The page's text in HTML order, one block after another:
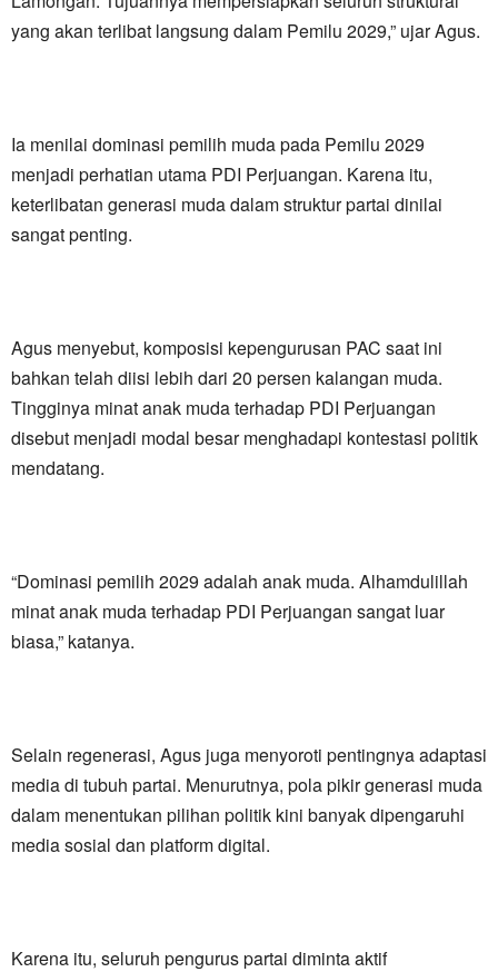
yang akan terlibat langsung dalam Pemilu 2029,” ujar Agus.
Ia menilai dominasi pemilih muda pada Pemilu 2029
menjadi perhatian utama PDI Perjuangan. Karena itu,
keterlibatan generasi muda dalam struktur partai dinilai
sangat penting.
Agus menyebut, komposisi kepengurusan PAC saat ini
bahkan telah diisi lebih dari 20 persen kalangan muda.
Tingginya minat anak muda terhadap PDI Perjuangan
disebut menjadi modal besar menghadapi kontestasi politik
mendatang.
“Dominasi pemilih 2029 adalah anak muda. Alhamdulillah
minat anak muda terhadap PDI Perjuangan sangat luar
biasa,” katanya.
Selain regenerasi, Agus juga menyoroti pentingnya adaptasi
media di tubuh partai. Menurutnya, pola pikir generasi muda
dalam menentukan pilihan politik kini banyak dipengaruhi
media sosial dan platform digital.
Karena itu, seluruh pengurus partai diminta aktif